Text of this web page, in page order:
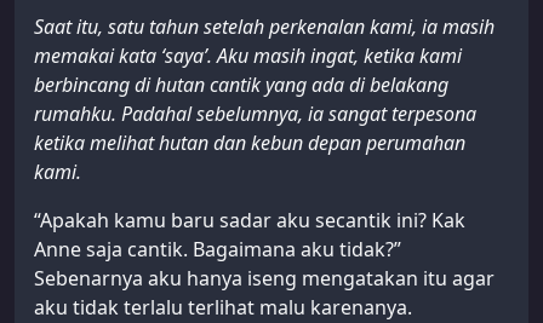
Saat itu, satu tahun setelah perkenalan kami, ia masih
memakai kata ‘saya’. Aku masih ingat, ketika kami
berbincang di hutan cantik yang ada di belakang
rumahku. Padahal sebelumnya, ia sangat terpesona
ketika melihat hutan dan kebun depan perumahan
kami.
“Apakah kamu baru sadar aku secantik ini? Kak
Anne saja cantik. Bagaimana aku tidak?”
Sebenarnya aku hanya iseng mengatakan itu agar
aku tidak terlalu terlihat malu karenanya.